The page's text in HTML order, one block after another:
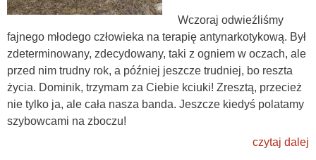
Wczoraj odwieźliśmy
fajnego młodego człowieka na terapię antynarkotykową. Był
zdeterminowany, zdecydowany, taki z ogniem w oczach, ale
przed nim trudny rok, a później jeszcze trudniej, bo reszta
życia. Dominik, trzymam za Ciebie kciuki! Zresztą, przecież
nie tylko ja, ale cała nasza banda. Jeszcze kiedyś polatamy
szybowcami na zboczu!
czytaj dalej